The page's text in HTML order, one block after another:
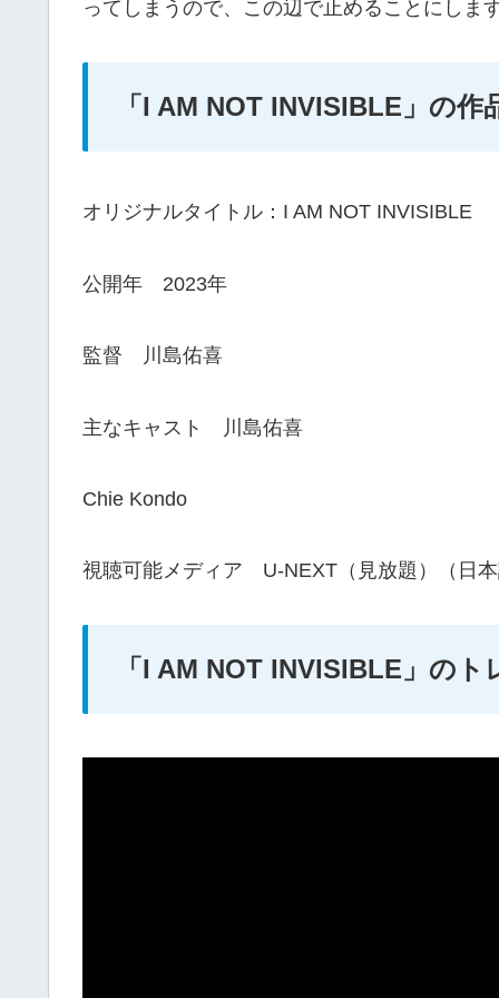
ってしまうので、この辺で止めることにします
「I AM NOT INVISIBLE」の作
オリジナルタイトル：I AM NOT INVISIBLE
公開年 2023年
監督 川島佑喜
主なキャスト 川島佑喜
Chie Kondo
視聴可能メディア U-NEXT（見放題）（日本
「I AM NOT INVISIBLE」のト